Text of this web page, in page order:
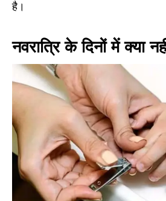
है।
नवरात्रि के दिनों में क्या